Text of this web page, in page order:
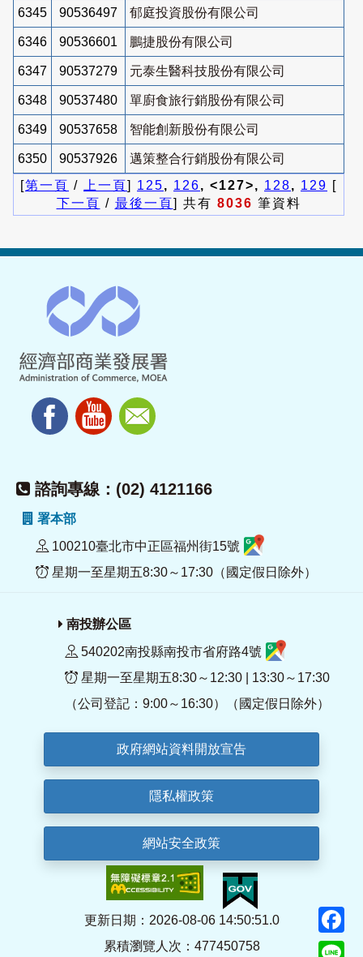
6345 90536497 郁庭投資股份有限公司
6346 90536601 鵬捷股份有限公司
6347 90537279 元泰生醫科技股份有限公司
6348 90537480 單廚食旅行銷股份有限公司
6349 90537658 智能創新股份有限公司
6350 90537926
邁策整合行銷股份有限公司
[第一頁 / 上一頁] 125, 126, <127>, 128, 129 [
下一頁 / 最後一頁] 共有 8036 筆資料
諮詢專線：(02) 4121166
署本部
100210臺北市中正區福州街15號
星期一至星期五8:30～17:30（國定假日除外）
南投辦公區
540202南投縣南投市省府路4號
星期一至星期五8:30～12:30 | 13:30～17:30
（公司登記：9:00～16:30）（國定假日除外）
政府網站資料開放宣告
隱私權政策
網站安全政策
更新日期：2026-08-06 14:50:51.0
累積瀏覽人次：477450758